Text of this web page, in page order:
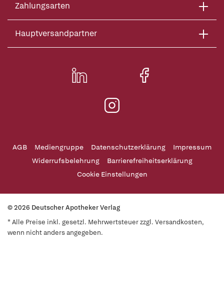
Zahlungsarten
Hauptversandpartner
AGB Mediengruppe Datenschutzerklärung
Impressum
Widerrufsbelehrung
Barrierefreiheitserklärung
Cookie Einstellungen
© 2026 Deutscher Apotheker Verlag
* Alle Preise inkl. gesetzl. Mehrwertsteuer zzgl. Versandkosten,
wenn nicht anders angegeben.